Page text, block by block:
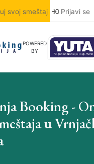
svoj smeštaj Prijavi se
POWERED
BY
Booking -
u